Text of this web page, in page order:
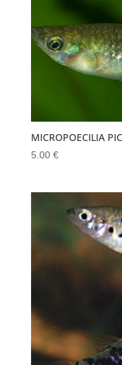
MICROPOECILIA
5.00 €